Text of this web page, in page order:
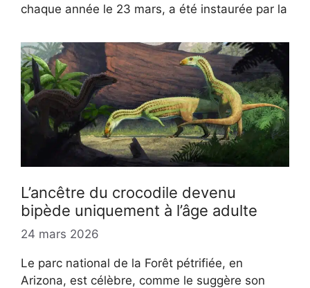
chaque année le 23 mars, a été instaurée par la
L’ancêtre du crocodile devenu
bipède uniquement à l’âge adulte
24 mars 2026
Le parc national de la Forêt pétrifiée, en
Arizona, est célèbre, comme le suggère son